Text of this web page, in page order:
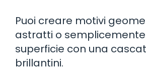
Puoi creare motivi
astratti o
superficie con una
brillantini.